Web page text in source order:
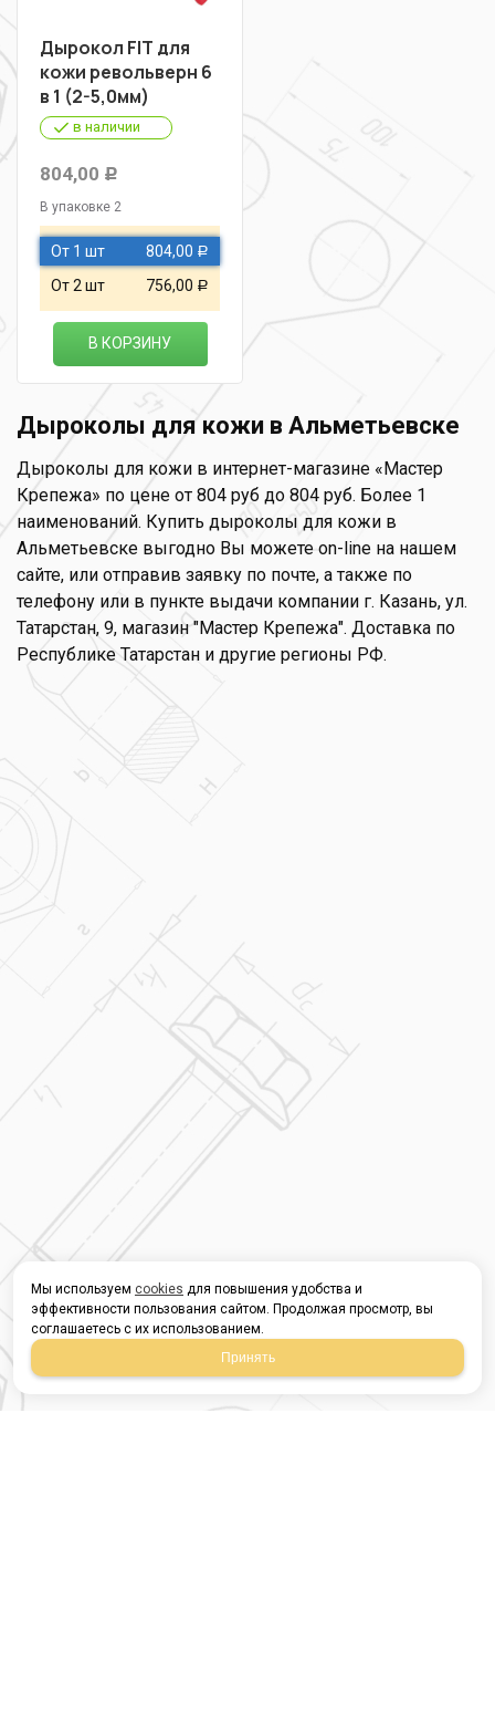
Дырокол FIT для
кожи револьверн 6
в 1 (2-5,0мм)
в наличии
804,00 Р
В упаковке 2
От 1 шт 804,00 Р
От 2 шт 756,00 Р
В КОРЗИНУ
Дыроколы для кожи в Альметьевске
Дыроколы для кожи в интернет-магазине «Мастер
Крепежа» по цене от 804 руб до 804 руб. Более 1
наименований. Купить дыроколы для кожи в
Альметьевске выгодно Вы можете on-line на нашем
сайте, или отправив заявку по почте, а также по
телефону или в пункте выдачи компании г. Казань, ул.
Татарстан, 9, магазин "Мастер Крепежа". Доставка по
Республике Татарстан и другие регионы РФ.
Мы используем cookies для повышения удобства и
эффективности пользования сайтом. Продолжая просмотр, вы
соглашаетесь с их использованием.
Принять